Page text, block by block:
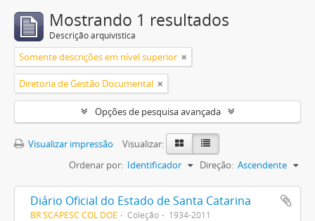
Mostrando 1 resultados
Descrição arquivística
Somente descrições em nível superior
Diretoria de Gestão Documental
Opções de pesquisa avançada
Visualizar impressão
Visualizar:
Ordenar por: Identificador Direção: Ascendente
Diário Oficial do Estado de Santa Catarina
BR SCAPESC COL DOE Coleção 1934-2011